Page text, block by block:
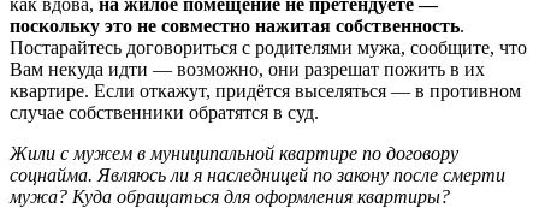
поскольку это не совместно нажитая собственность.
Постарайтесь договориться с родителями мужа, сообщите, что
Вам некуда идти — возможно, они разрешат пожить в их
квартире. Если откажут, придётся выселяться — в противном
случае собственники обратятся в суд.
Жили с мужем в муниципальной квартире по договору
соцнайма. Являюсь ли я наследницей по закону после смерти
мужа? Куда обращаться для оформления квартиры?